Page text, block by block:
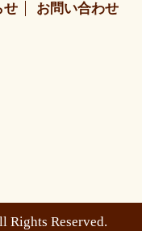
せ お問い合わせ
Reserved.